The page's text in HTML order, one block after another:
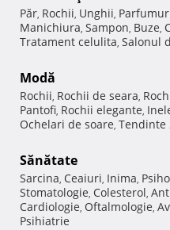
Păr, Rochii, Unghii,
Manichiura, Sampon, Buze,
Tratament celulita, Salonul
Modă
Rochii, Rochii de seara,
Pantofi, Rochii elegante,
Ochelari de soare, Tendinte
Sănătate
Sarcina, Ceaiuri, Inima,
Stomatologie, Colesterol,
Cardiologie, Oftalmologie,
Psihiatrie